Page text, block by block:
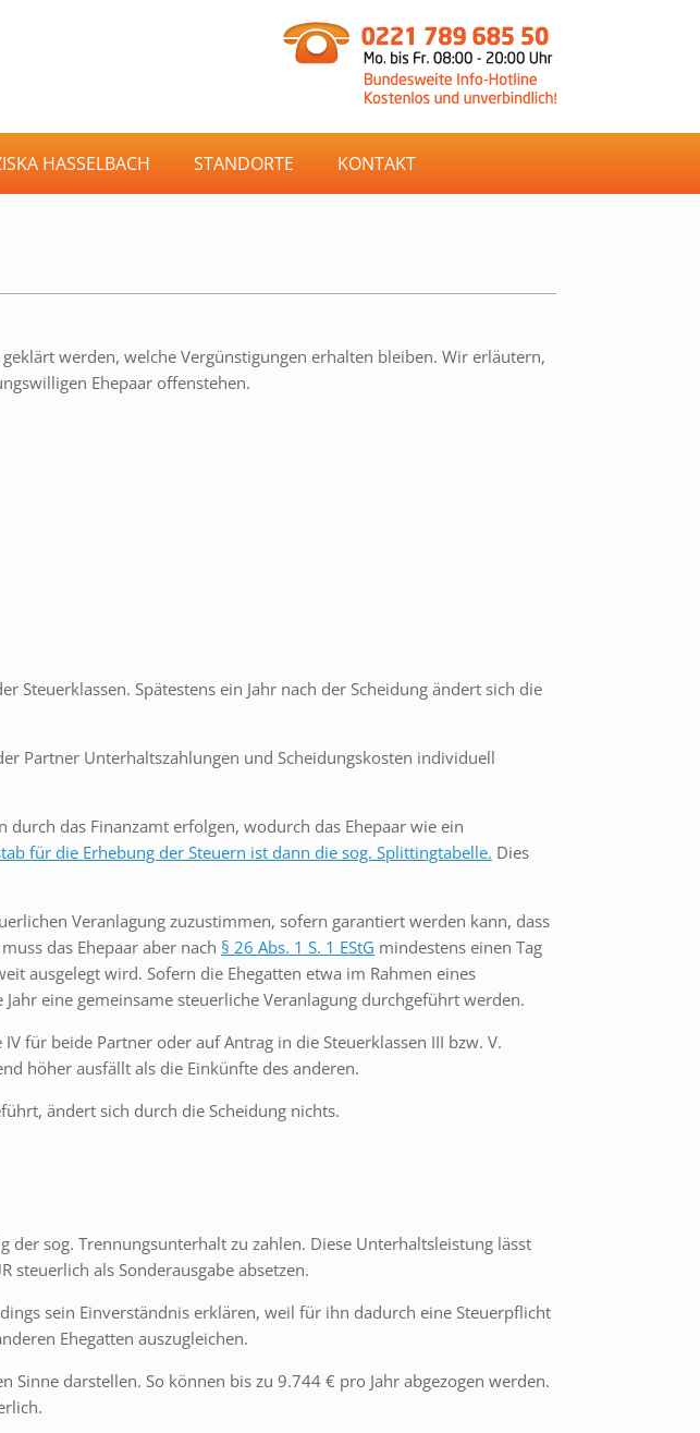
HASSELBACH STANDORTE KONTAKT
werden, welche Vergünstigungen erhalten bleiben. Wir erläutern,
Ehepaar offenstehen.
Steuerklassen. Spätestens ein Jahr nach der Scheidung ändert sich die
Partner Unterhaltszahlungen und Scheidungskosten individuell
durch das Finanzamt erfolgen, wodurch das Ehepaar wie ein
für die Erhebung der Steuern ist dann die sog. Splittingtabelle. Dies
Veranlagung zuzustimmen, sofern garantiert werden kann, dass
das Ehepaar aber nach § 26 Abs. 1 S. 1 EStG mindestens einen Tag
ausgelegt wird. Sofern die Ehegatten etwa im Rahmen eines
eine gemeinsame steuerliche Veranlagung durchgeführt werden.
für beide Partner oder auf Antrag in die Steuerklassen III bzw. V.
höher ausfällt als die Einkünfte des anderen.
ändert sich durch die Scheidung nichts.
sog. Trennungsunterhalt zu zahlen. Diese Unterhaltsleistung lässt
steuerlich als Sonderausgabe absetzen.
sein Einverständnis erklären, weil für ihn dadurch eine Steuerpflicht
Ehegatten auszugleichen.
darstellen. So können bis zu 9.744 € pro Jahr abgezogen werden.